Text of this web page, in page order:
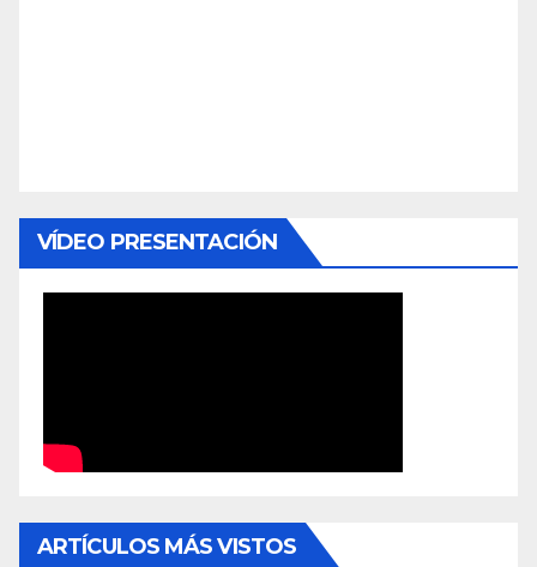
VÍDEO PRESENTACIÓN
ARTÍCULOS MÁS VISTOS